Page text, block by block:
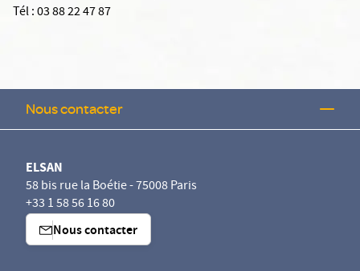
Tél :03 88 22 47 87
Nous contacter
ELSAN
58 bis rue la Boétie - 75008 Paris
+33 1 58 56 16 80
Nous contacter